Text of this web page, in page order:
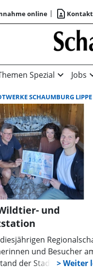
online contact_page Kontakt
Spezial expand_more Jobs
SCHAUMBURG LIPPE
und
und Besucher
der Stadtwerke